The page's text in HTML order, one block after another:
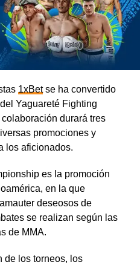
1xBetse ha convertido
Yaguareté Fighting
durará tres
promociones y
los aficionados.
es la promoción
en la que
deseosos de
se realizan según las
de MMA.
de los torneos, los